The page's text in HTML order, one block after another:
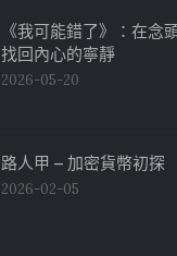
《我可能錯了》：在念
找回內心的寧靜
2026-05-20
路人甲 – 加密貨幣初探
2026-02-05